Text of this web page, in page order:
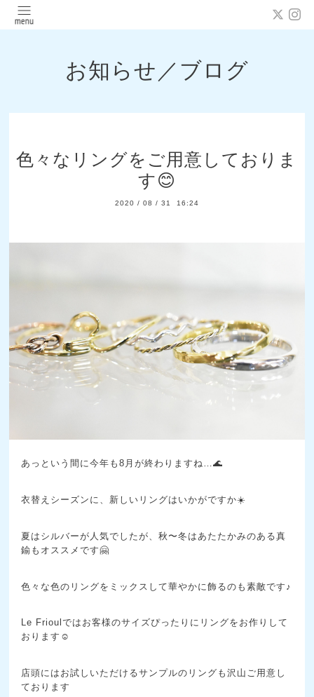
お知らせ／ブログ
色々なリングをご用意しておりま
す😊
2020 / 08 / 31 16:24
あっという間に今年も8月が終わりますね…🌊
衣替えシーズンに、新しいリングはいかがですか☀️
夏はシルバーが人気でしたが、秋〜冬はあたたかみのある真
鍮もオススメです🤗
色々な色のリングをミックスして華やかに飾るのも素敵です♪
Le Frioulではお客様のサイズぴったりにリングをお作りして
おります☺️
店頭にはお試しいただけるサンプルのリングも沢山ご用意し
ております